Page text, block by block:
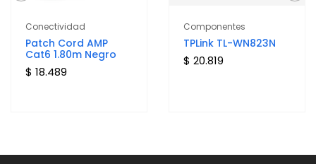
Conectividad
Patch Cord AMP
Cat6 1.80m Negro
$ 18.489
Componentes
TPLink TL-WN823N
$ 20.819